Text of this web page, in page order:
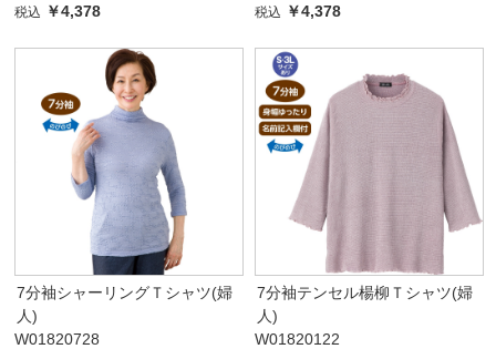
税込 ￥4,378 税込 ￥4,378
7分袖シャーリングＴシャツ(婦
人)
W01820728
7分袖テンセル楊柳Ｔシャツ(婦
人)
W01820122